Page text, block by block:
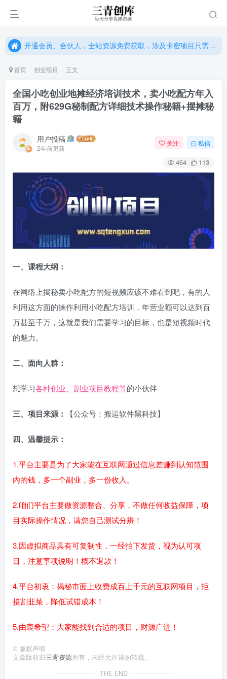
开通会员、合伙人，全站资源免费获取，涉及卡密项目只需单独购卡密（位置：网站右下悬浮按钮）
开通会员、合伙人，全站资源免费获取，涉及卡密项目只需单独购卡密（位置：网站右下悬浮按钮）
首页 创业项目 正文
全国小吃创业地摊经济培训技术，卖小吃配方年入
百万，附629G秘制配方详细技术操作秘籍+摆摊秘
籍
用户投稿
2年前更新
关注 私信
464 113
一、课程大纲：
在网络上揭秘卖小吃配方的短视频应该不难看到吧，有的人
利用这方面的操作利用小吃配方培训，年营业额可以达到百
万甚至千万，这就是我们需要学习的目标，也是短视频时代
的魅力。
二、面向人群：
想学习各种创业、副业项目教程等的小伙伴
三、项目来源： 【公众号：搬运软件黑科技】
四、温馨提示：
1.平台主要是为了大家能在互联网通过信息差赚到认知范围
内的钱，多一个副业，多一份收入。
2.咱们平台主要做资源整合、分享，不做任何收益保障，项
目实际操作情况，请您自己测试分辨！
3.因虚拟商品具有可复制性，一经拍下发货，视为认可项
目，注意事项说明！概不退款！
4.平台初衷：揭秘市面上收费成百上千元的互联网项目，拒
接割韭菜，降低试错成本！
5.由衷希望：大家能找到合适的项目，财源广进！
© 版权声明
文章版权归三青资源所有，未经允许请勿转载。
THE END